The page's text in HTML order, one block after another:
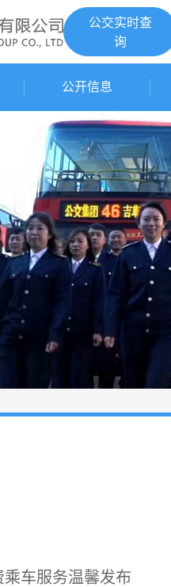
公交实时查
询
公开信息
车服务温馨发布